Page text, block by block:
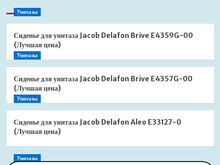
Унитазы
Сиденье для унитаза Jacob Delafon Brive E4359G-00
(Лучшая цена)
Унитазы
Сиденье для унитаза Jacob Delafon Brive E4357G-00
(Лучшая цена)
Унитазы
Сиденье для унитаза Jacob Delafon Aleo E33127-0
(Лучшая цена)
Унитазы